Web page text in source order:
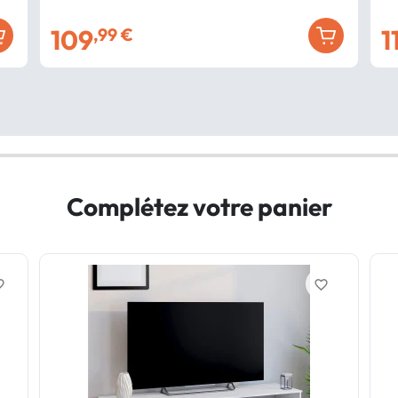
109,99 €
Complétez votre panier
favorite_border